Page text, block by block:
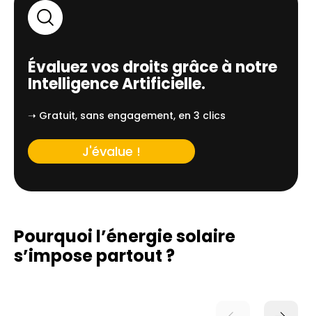
Évaluez vos droits grâce à notre
Intelligence Artificielle.
➝ Gratuit, sans engagement, en 3 clics
J'évalue !
Pourquoi l’énergie solaire
s’impose partout ?